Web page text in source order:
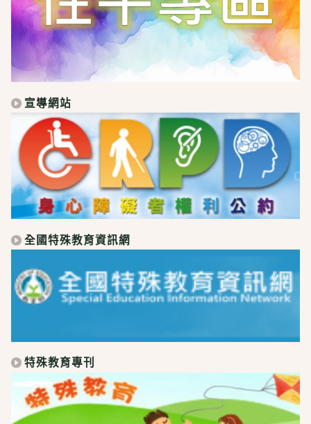
宣導網站
全國特殊教育資訊網
特殊教育專刊